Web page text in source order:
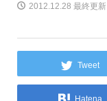
2012.12.28 最終更
Tweet
Hatena